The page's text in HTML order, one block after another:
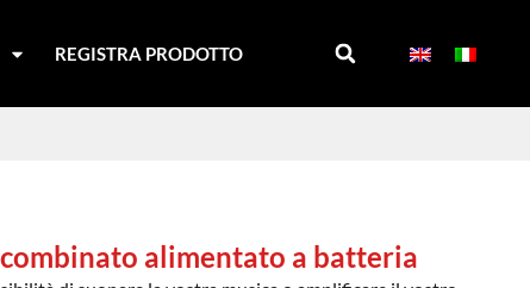
REGISTRA PRODOTTO
alimentato a batteria